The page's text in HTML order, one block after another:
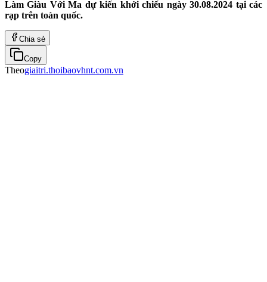
Làm Giàu Với Ma dự kiến khởi chiếu ngày 30.08.2024 tại các
rạp trên toàn quốc.
Chia sẻ
Copy
Theogiaitri.thoibaovhnt.com.vn